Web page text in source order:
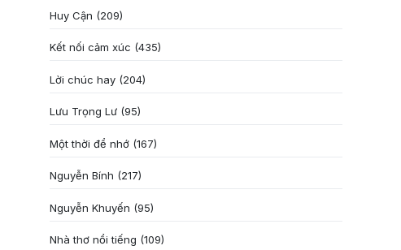
Huy Cận (209)
Kết nối cảm xúc (435)
Lời chúc hay (204)
Lưu Trọng Lư (95)
Một thời để nhớ (167)
Nguyễn Bính (217)
Nguyễn Khuyến (95)
Nhà thơ nổi tiếng (109)